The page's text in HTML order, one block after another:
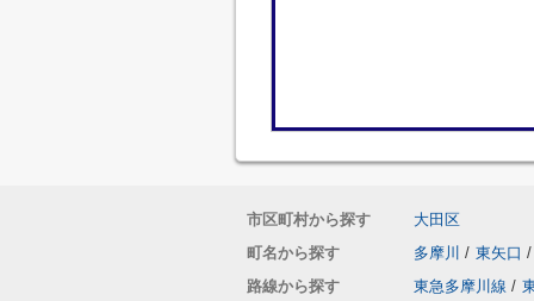
市区町村から探す
大田区
町名から探す
多摩川 / 東矢口 /
路線から探す
東急多摩川線 /